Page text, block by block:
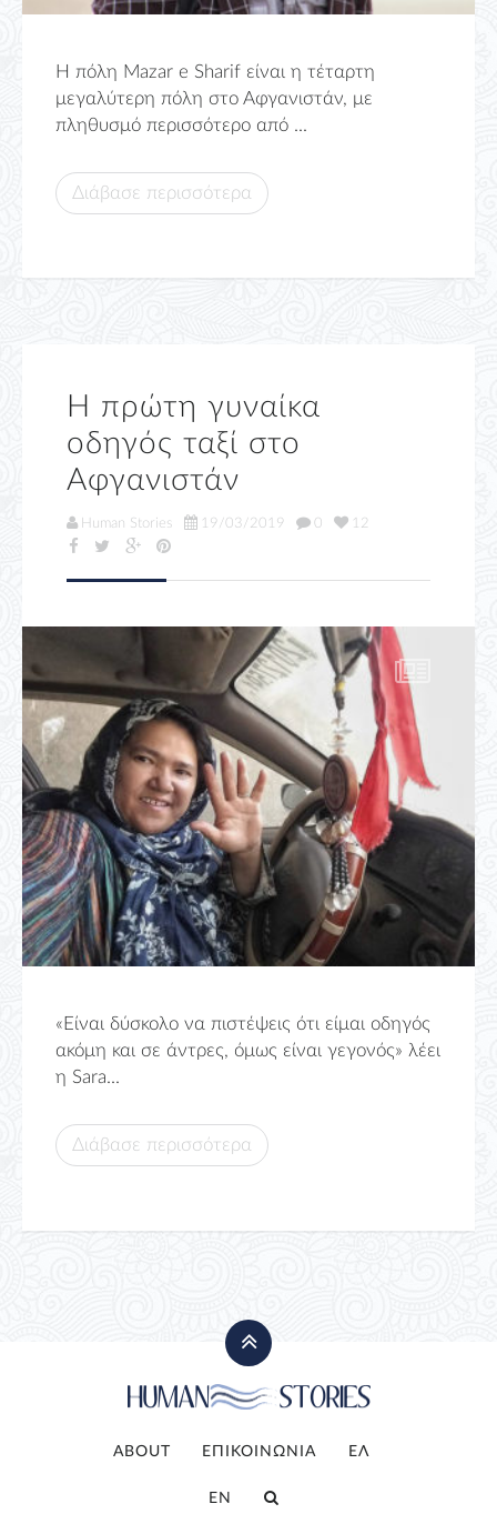
Η πόλη Mazar e Sharif είναι η τέταρτη
μεγαλύτερη πόλη στο Αφγανιστάν, με
πληθυσμό περισσότερο από ...
Διάβασε περισσότερα
Η πρώτη γυναίκα
οδηγός ταξί στο
Αφγανιστάν
Human Stories 19/03/2019 0 12
«Είναι δύσκολο να πιστέψεις ότι είμαι οδηγός
ακόμη και σε άντρες, όμως είναι γεγονός» λέει
η Sara...
Διάβασε περισσότερα
ABOUT ΕΠΙΚΟΙΝΩΝΙΑ ΕΛ
EN